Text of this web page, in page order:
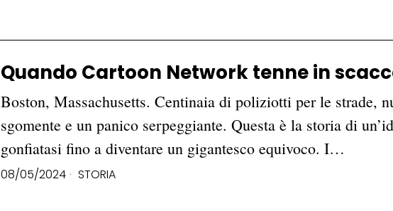
Quando Cartoon Network tenne in
Boston, Massachusetts. Centinaia di poliziotti per le strade,
sgomente e un panico serpeggiante. Questa è la storia di
gonfiatasi fino a diventare un gigantesco equivoco. I…
08/05/2024 STORIA